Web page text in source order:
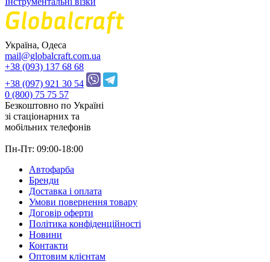
Україна, Одеса
mail@globalcraft.com.ua
+38 (093) 137 68 68
+38 (097) 921 30 54
0 (800) 75 75 57
Безкоштовно по Україні
зі стацiонарних та
мобільних телефонів
Пн-Пт: 09:00-18:00
Автофарба
Бренди
Доставка і оплата
Умови повернення товару
Договір оферти
Політика конфіденційності
Новини
Контакти
Оптовим клієнтам